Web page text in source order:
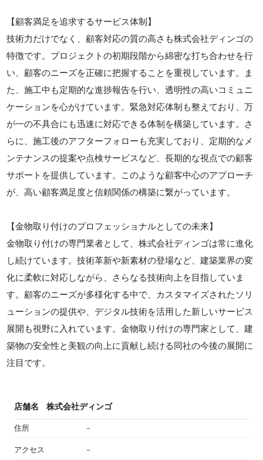
【顧客満足を追求するサービス体制】
技術力だけでなく、顧客対応の質の高さも株式会社ディンゴの
特徴です。プロジェクトの初期段階から綿密な打ち合わせを行
い、顧客のニーズを正確に把握することを重視しています。ま
た、施工中も定期的な進捗報告を行い、透明性の高いコミュニ
ケーションを心がけています。緊急対応体制も整えており、万
が一の不具合にも迅速に対応できる体制を構築しています。さ
らに、施工後のアフターフォローも充実しており、定期的なメ
ンテナンスの提案や点検サービスなど、長期的な視点での顧客
サポートを提供しています。このような顧客中心のアプローチ
が、高い顧客満足度と信頼関係の構築に繋がっています。
【金物取り付けのプロフェッショナルとしての未来】
金物取り付けの専門業者として、株式会社ディンゴは常に進化
し続けています。技術革新や新素材の登場など、建築業界の変
化に柔軟に対応しながら、さらなる技術向上を目指していま
す。顧客のニーズが多様化する中で、カスタマイズされたソリ
ューションの提供や、デジタル技術を活用した新しいサービス
展開も視野に入れています。金物取り付けの専門家として、建
築物の安全性と美観の向上に貢献し続ける同社の今後の展開に
注目です。
店舗名 株式会社ディンゴ
住所 －
アクセス －